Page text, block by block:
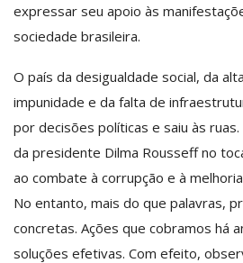
expressar seu apoio às
sociedade brasileira.
O país da desigualdade social, da
impunidade e da falta de
por decisões políticas e saiu às
da presidente Dilma Rousseff no
ao combate à corrupção e à
No entanto, mais do que palavras,
concretas. Ações que cobramos há
soluções efetivas. Com efeito,